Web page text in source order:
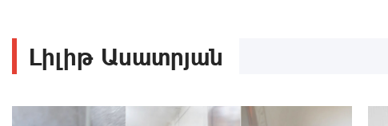
Լիլիթ Ասատրյան